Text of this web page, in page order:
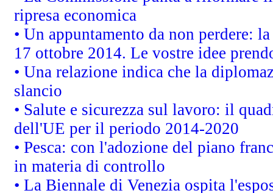
ripresa economica
• Un appuntamento da non perdere:
17 ottobre 2014. Le vostre idee
• Una relazione indica che la
slancio
• Salute e sicurezza sul lavoro: il
dell'UE per il periodo 2014-2020
• Pesca: con l'adozione del piano
in materia di controllo
• La Biennale di Venezia ospita